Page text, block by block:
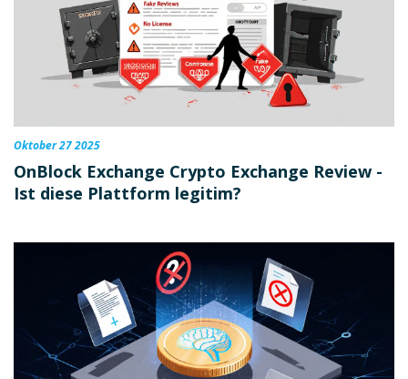
Oktober 27 2025
OnBlock Exchange Crypto Exchange Review -
Ist diese Plattform legitim?